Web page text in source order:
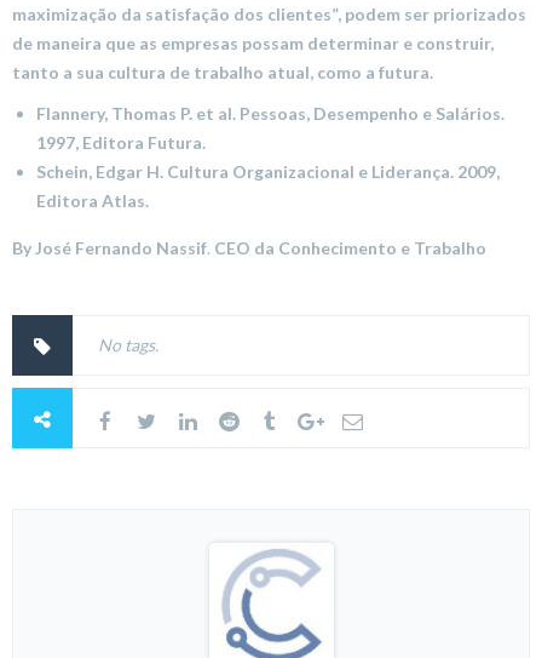
maximização da satisfação dos clientes”, podem ser priorizados
de maneira que as empresas possam determinar e construir,
tanto a sua cultura de trabalho atual, como a futura.
Flannery, Thomas P. et al. Pessoas, Desempenho e Salários.
1997, Editora Futura.
Schein, Edgar H. Cultura Organizacional e Liderança. 2009,
Editora Atlas.
By José Fernando Nassif. CEO da Conhecimento e Trabalho
No tags.